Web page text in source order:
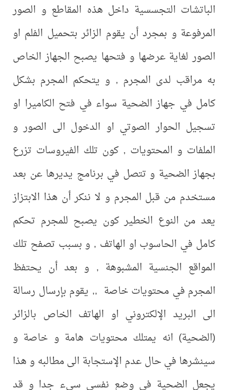
الباتشات التجسسية داخل هذه المقاطع و الصور
المرفوعة و بمجرد أن يقوم الزائر بتحميل الفلم او
الصور لغاية عرضها و فتحها يصبح الجهاز الخاص
به مراقب لدى المجرم , و يتحكم المجرم بشكل
كامل في جهاز الضحية سواء في فتح الكاميرا او
تسجيل الحوار الصوتي او الدخول الى الصور و
الملفات و المحتويات , كون تلك الفيروسات تزرع
بجهاز الضحية و تتصل في برنامج يديرها عن بعد
مستخدم من قبل المجرم و لا ننكر أن هذا الابتزاز
يعد من النوع الخطير كون يصبح للمجرم تحكم
كامل في الحاسوب او الهاتف , و بسبب تصفح تلك
المواقع الجنسية المشبوهة , و بعد أن يحتفظ
المجرم في محتويات خاصة ,, يقوم بإرسال رسالة
الى البريد الإلكتروني او الهاتف الخاص بالزائر
(الضحية) انه يمتلك محتويات هامة و خاصة و
سينشرها في حال عدم الإستجابة الى مطالبه و هذا
يجعل الضحية في وضع نفسي سيء جدا و قد